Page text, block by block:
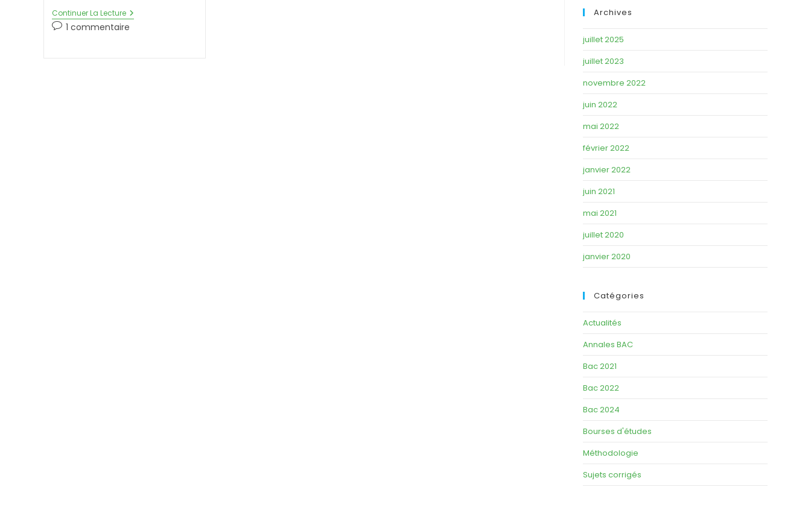
Continuer La Lecture
1 commentaire
Archives
juillet 2025
juillet 2023
novembre 2022
juin 2022
mai 2022
février 2022
janvier 2022
juin 2021
mai 2021
juillet 2020
janvier 2020
Catégories
Actualités
Annales BAC
Bac 2021
Bac 2022
Bac 2024
Bourses d'études
Méthodologie
Sujets corrigés